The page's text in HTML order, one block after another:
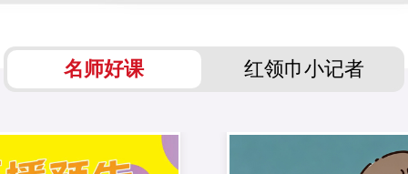
名师好课 红领巾小记者